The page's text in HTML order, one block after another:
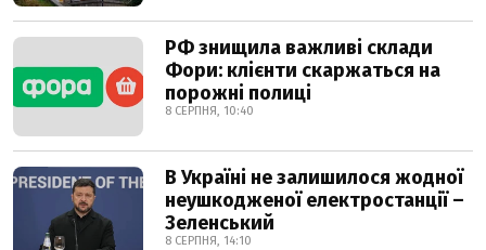
РФ знищила важливі склади
Фори: клієнти скаржаться на
порожні полиці
8 СЕРПНЯ, 10:40
В Україні не залишилося жодної
неушкодженої електростанції –
Зеленський
8 СЕРПНЯ, 14:10